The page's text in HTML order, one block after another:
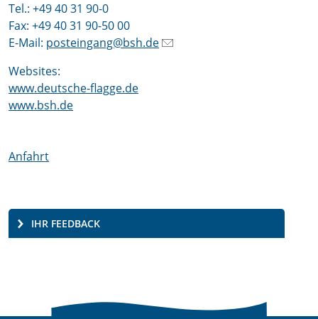
Tel.: +49 40 31 90-0
Fax: +49 40 31 90-50 00
E-Mail: posteingang@bsh.de
Websites:
www.deutsche-flagge.de
www.bsh.de
Anfahrt
IHR FEEDBACK